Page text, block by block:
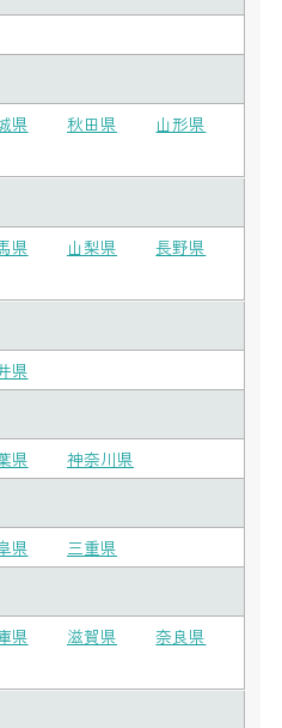
県 秋田県
山形県
県 山梨県
長野県
県
県
神奈川県
県
三重県
県 滋賀県
奈良県